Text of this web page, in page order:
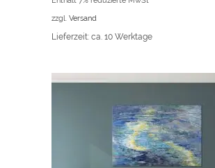
zzgl. Versand
Lieferzeit: ca. 10 Werktage